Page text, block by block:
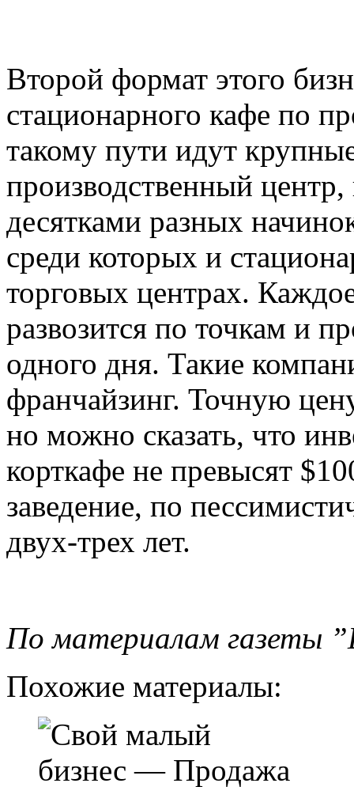
Второй формат этого
стационарного кафе по
такому пути идут
производственный
десятками разных
среди которых и
торговых центрах.
развозится по точкам и
одного дня. Такие
франчайзинг. Точную
но можно сказать, что
корткафе не превысят
заведение, по
двух-трех лет.
По материалам газеты
Похожие материалы: